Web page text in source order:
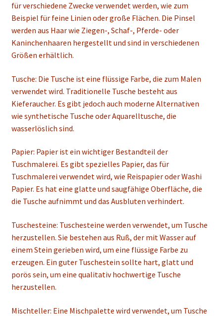
Pinsel
Tusche Farbe
Zubehöre-Tuschemalerei
Konto Login
für verschiedene Zwecke verwendet werden, wie zum
Beispiel für feine Linien oder große Flächen. Die Pinsel
werden aus Haar wie Ziegen-, Schaf-, Pferde- oder
Kaninchenhaaren hergestellt und sind in verschiedenen
Größen erhältlich.
Tusche: Die Tusche ist eine flüssige Farbe, die zum Malen
verwendet wird. Traditionelle Tusche besteht aus
Kieferaucher. Es gibt jedoch auch moderne Alternativen
wie synthetische Tusche oder Aquarelltusche, die
wasserlöslich sind.
Papier: Papier ist ein wichtiger Bestandteil der
Tuschmalerei. Es gibt spezielles Papier, das für
Tuschmalerei verwendet wird, wie Reispapier oder Washi
Papier. Es hat eine glatte und saugfähige Oberfläche, die
die Tusche aufnimmt und das Ausbluten verhindert.
Tuschesteine: Tuschesteine werden verwendet, um Tusche
herzustellen. Sie bestehen aus Ruß, der mit Wasser auf
einem Stein gerieben wird, um eine flüssige Farbe zu
erzeugen. Ein guter Tuschestein sollte hart, glatt und
porös sein, um eine qualitativ hochwertige Tusche
herzustellen.
Mischteller: Eine Mischpalette wird verwendet, um Tusche